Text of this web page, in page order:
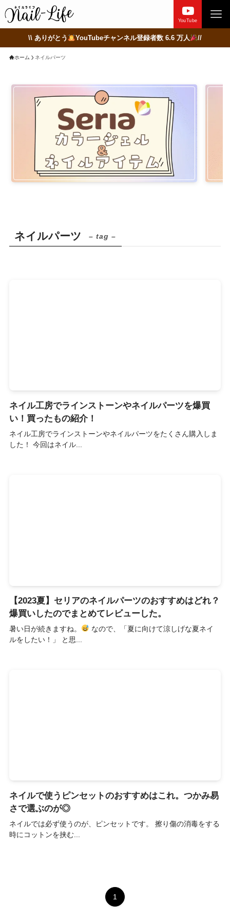
YouTube
\\ ありがとう YouTubeチャンネル登録者数 6.6 万人 //
ホーム ネイルパーツ
ネイルパーツ – tag –
ネイル工房でラインストーンやネイルパーツを爆買
い！買ったもの紹介！
ネイル工房でラインストーンやネイルパーツをたくさん購入しま
した！ 今回はネイル...
【2023夏】セリアのネイルパーツのおすすめはどれ？
爆買いしたのでまとめてレビューした。
暑い日が続きますね。
なので、「夏に向けて涼しげな夏ネイ
ルをしたい！」 と思...
ネイルで使うピンセットのおすすめはこれ。つかみ易
さで選ぶのが◎
ネイルでは必ず使うのが、ピンセットです。 擦り傷の消毒をする
時にコットンを挟む...
1